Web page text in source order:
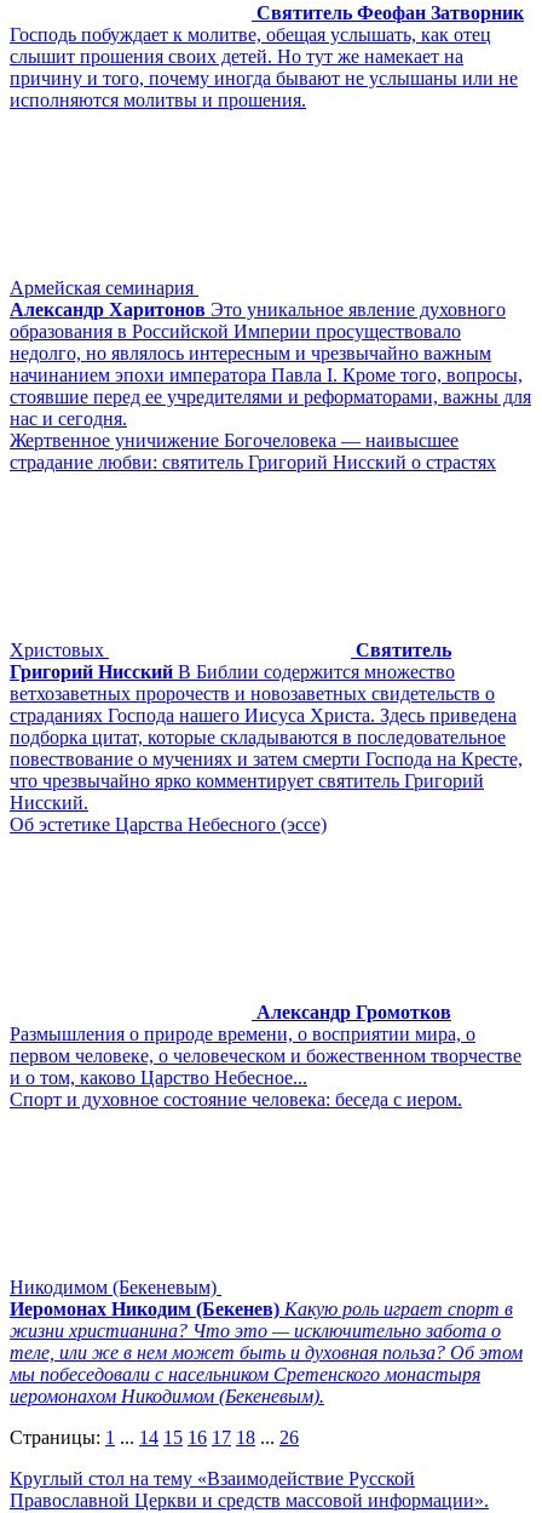
Святитель Феофан Затворник
Господь побуждает к молитве, обещая услышать, как отец
слышит прошения своих детей. Но тут же намекает на
причину и того, почему иногда бывают не услышаны или не
исполняются молитвы и прошения.
Армейская семинария
Александр Харитонов Это уникальное явление духовного
образования в Российской Империи просуществовало
недолго, но являлось интересным и чрезвычайно важным
начинанием эпохи императора Павла I. Кроме того, вопросы,
стоявшие перед ее учредителями и реформаторами, важны для
нас и сегодня.
Жертвенное уничижение Богочеловека — наивысшее
страдание любви: святитель Григорий Нисский о страстях
Христовых
Святитель
Григорий Нисский В Библии содержится множество
ветхозаветных пророчеств и новозаветных свидетельств о
страданиях Господа нашего Иисуса Христа. Здесь приведена
подборка цитат, которые складываются в последовательное
повествование о мучениях и затем смерти Господа на Кресте,
что чрезвычайно ярко комментирует святитель Григорий
Нисский.
Об эстетике Царства Небесного (эссе)
Александр Громотков
Размышления о природе времени, о восприятии мира, о
первом человеке, о человеческом и божественном творчестве
и о том, каково Царство Небесное...
Спорт и духовное состояние человека: беседа с иером.
Никодимом (Бекеневым)
Иеромонах Никодим (Бекенев) Какую роль играет спорт в
жизни христианина? Что это — исключительно забота о
теле, или же в нем может быть и духовная польза? Об этом
мы побеседовали с насельником Сретенского монастыря
иеромонахом Никодимом (Бекеневым).
Страницы: 1 ... 14 15 16 17 18 ... 26
Круглый стол на тему «Взаимодействие Русской
Православной Церкви и средств массовой информации».